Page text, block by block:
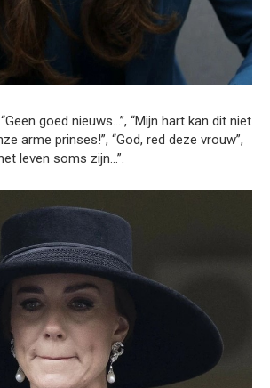
goed nieuws…”, “Mijn hart kan dit niet
arme prinses!”, “God, red deze vrouw”,
leven soms zijn…”.